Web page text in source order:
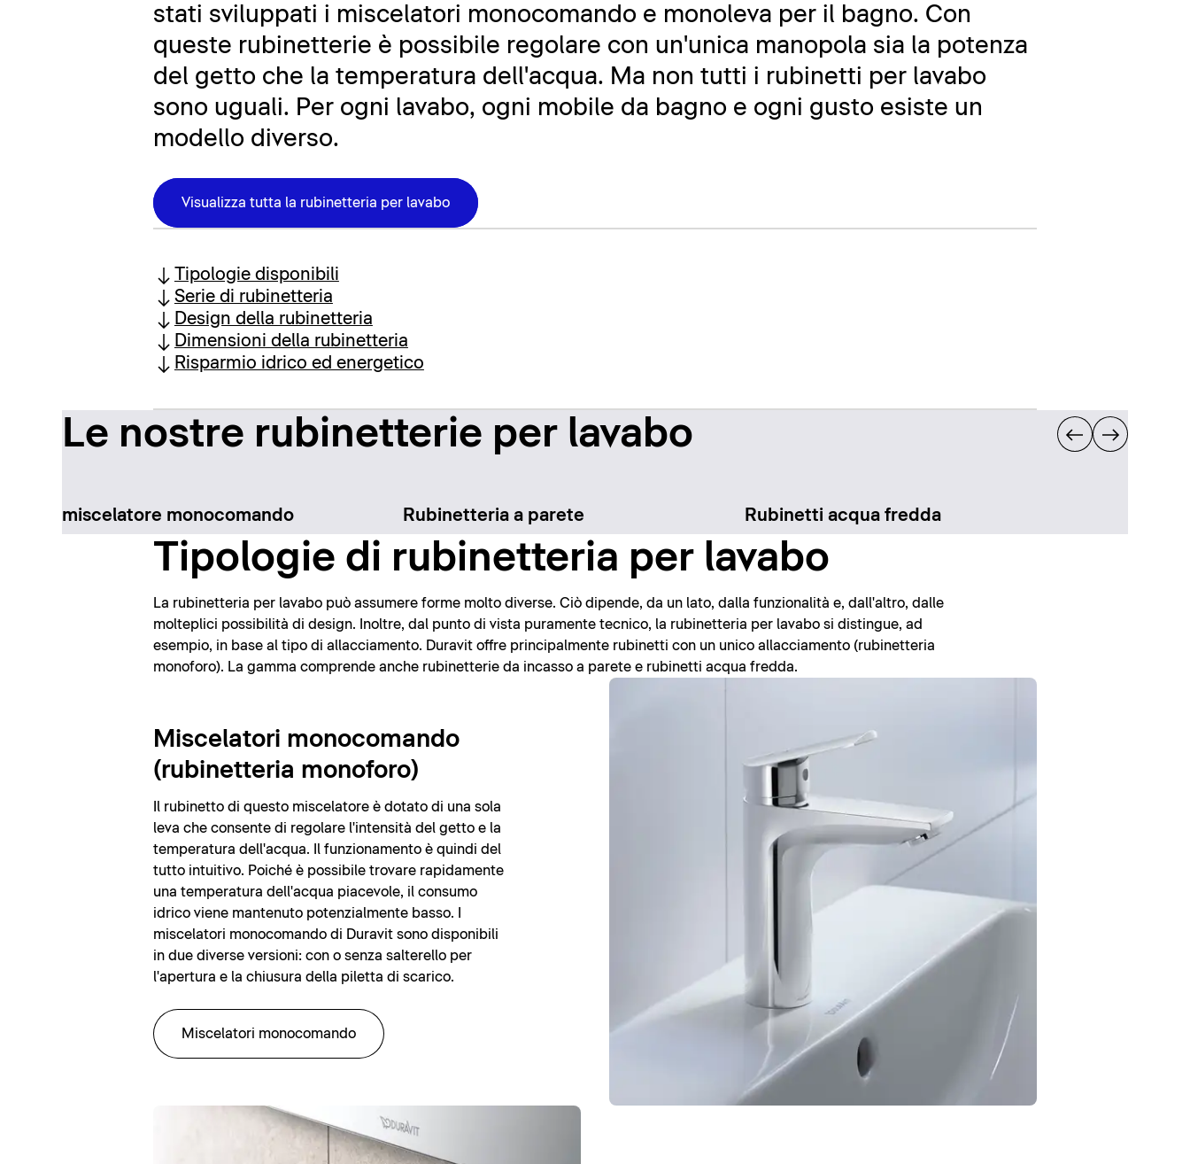
stati sviluppati i miscelatori monocomando e monoleva per il bagno. Con
queste rubinetterie è possibile regolare con un'unica manopola sia la potenza
del getto che la temperatura dell'acqua. Ma non tutti i rubinetti per lavabo
sono uguali. Per ogni lavabo, ogni mobile da bagno e ogni gusto esiste un
modello diverso.
Visualizza tutta la rubinetteria per lavabo
Tipologie disponibili
Serie di rubinetteria
Design della rubinetteria
Dimensioni della rubinetteria
Risparmio idrico ed energetico
Le nostre rubinetterie per lavabo
miscelatore monocomando Rubinetteria a parete Rubinetti acqua fredda
Tipologie di rubinetteria per lavabo
La rubinetteria per lavabo può assumere forme molto diverse. Ciò dipende, da un lato, dalla funzionalità e, dall'altro, dalle
molteplici possibilità di design. Inoltre, dal punto di vista puramente tecnico, la rubinetteria per lavabo si distingue, ad
esempio, in base al tipo di allacciamento. Duravit offre principalmente rubinetti con un unico allacciamento (rubinetteria
monoforo). La gamma comprende anche rubinetterie da incasso a parete e rubinetti acqua fredda.
Miscelatori monocomando
(rubinetteria monoforo)
Il rubinetto di questo miscelatore è dotato di una sola
leva che consente di regolare l'intensità del getto e la
temperatura dell'acqua. Il funzionamento è quindi del
tutto intuitivo. Poiché è possibile trovare rapidamente
una temperatura dell'acqua piacevole, il consumo
idrico viene mantenuto potenzialmente basso. I
miscelatori monocomando di Duravit sono disponibili
in due diverse versioni: con o senza salterello per
l'apertura e la chiusura della piletta di scarico.
Miscelatori monocomando